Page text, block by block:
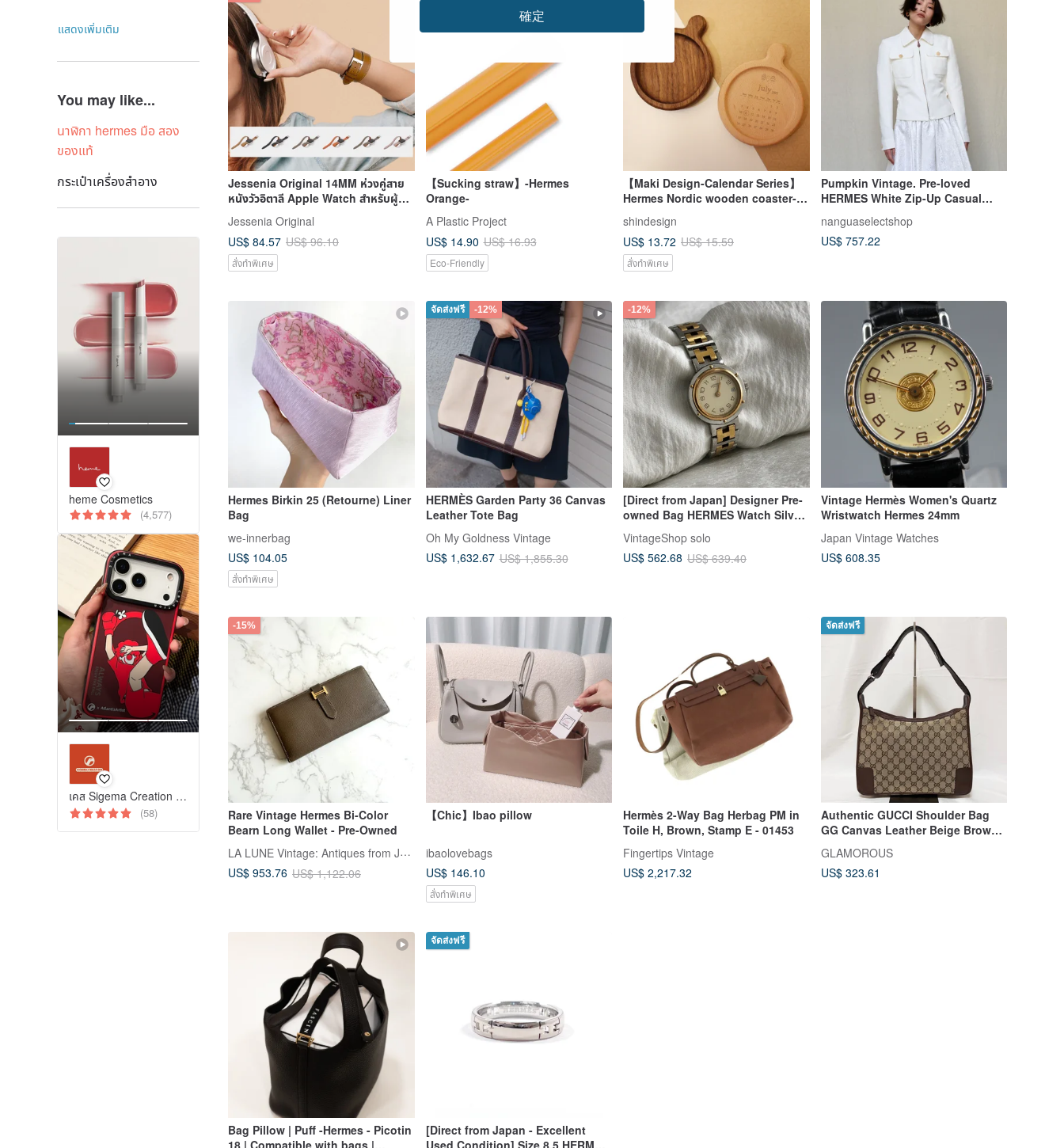
แสดงเพิ่มเติม
You may like...
นาฬิกา hermes มือ สอง
ของแท้
กระเป๋าเครื่องสำอาง
heme Cosmetics
(4,577)
เคส Sigema Creation Apple
(58)
Jessenia Original 14MM ห่วงคู่สาย
หนังวัวอิตาลี Apple Watch สำหรับผู้
หญิง
Jessenia Original
US$ 84.57 US$ 96.10
สั่งทำพิเศษ
【Sucking straw】-Hermes
Orange-
A Plastic Project
US$ 14.90 US$ 16.93
Eco-Friendly
【Maki Design-Calendar Series】
Hermes Nordic wooden coaster-
customized date
shindesign
US$ 13.72 US$ 15.59
สั่งทำพิเศษ
Pumpkin Vintage. Pre-loved
HERMES White Zip-Up Casual
nanguaselectshop
US$ 757.22
Hermes Birkin 25 (Retourne) Liner
Bag
we-innerbag
US$ 104.05
สั่งทำพิเศษ
จัดส่งฟรี -12%
HERMÈS Garden Party 36 Canvas
Leather Tote Bag
Oh My Goldness Vintage
US$ 1,632.67 US$ 1,855.30
-12%
[Direct from Japan] Designer Pre-
owned Bag HERMES Watch Silver
Clipper Vintage 8nv65a
VintageShop solo
US$ 562.68 US$ 639.40
Vintage Hermès Women's Quartz
Wristwatch Hermes 24mm
Japan Vintage Watches
US$ 608.35
-15%
Rare Vintage Hermes Bi-Color
Bearn Long Wallet - Pre-Owned
LA LUNE Vintage: Antiques from Japan
US$ 953.76 US$ 1,122.06
【Chic】Ibao pillow
ibaolovebags
US$ 146.10
สั่งทำพิเศษ
Hermès 2-Way Bag Herbag PM in
Toile H, Brown, Stamp E - 01453
Fingertips Vintage
US$ 2,217.32
จัดส่งฟรี
Authentic GUCCI Shoulder Bag
GG Canvas Leather Beige Brown
001-4205 Direct from Japan
GLAMOROUS
US$ 323.61
Bag Pillow | Puff -Hermes - Picotin
จัดส่งฟรี
[Direct from Japan - Excellent
確定